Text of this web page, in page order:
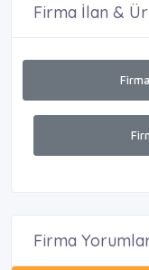
Firma İlan &
Firma